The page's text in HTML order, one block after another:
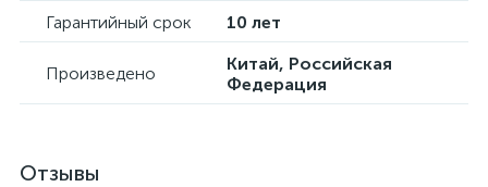
Гарантийный срок
10 лет
Произведено
Китай, Российская
Федерация
Отзывы